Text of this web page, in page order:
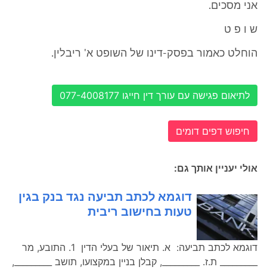
אני מסכים.
ש ו פ ט
הוחלט כאמור בפסק-דינו של השופט א' ריבלין.
לתיאום פגישה עם עורך דין חייגו 077-4008177
חיפוש דפים דומים
אולי יעניין אותך גם:
דוגמא לכתב תביעה נגד בנק בגין
טעות בחישוב ריבית
דוגמא לכתב תביעה: א. תיאור של בעלי הדין 1. התובע, מר
_________ ת.ז. _________, קבלן בניין במקצועו, תושב _________,